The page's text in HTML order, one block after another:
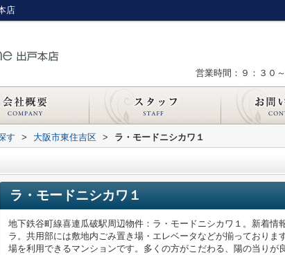
店
営業時間：９：３０
す > 大阪市東住吉区 > ラ・モードニシカワ１
ラ・モードニシカワ１
地下鉄谷町線喜連瓜破駅周辺物件：ラ・モードニシカワ１。新着情
ラ。共用部には敷地内ごみ置き場・エレベータなどが揃っており
場を利用できるマンションです。多くの方がこだわる、陽の当りが